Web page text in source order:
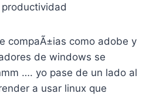
compaÃ±ias como adobe y
de windows se
…. yo pase de un lado al
a usar linux que